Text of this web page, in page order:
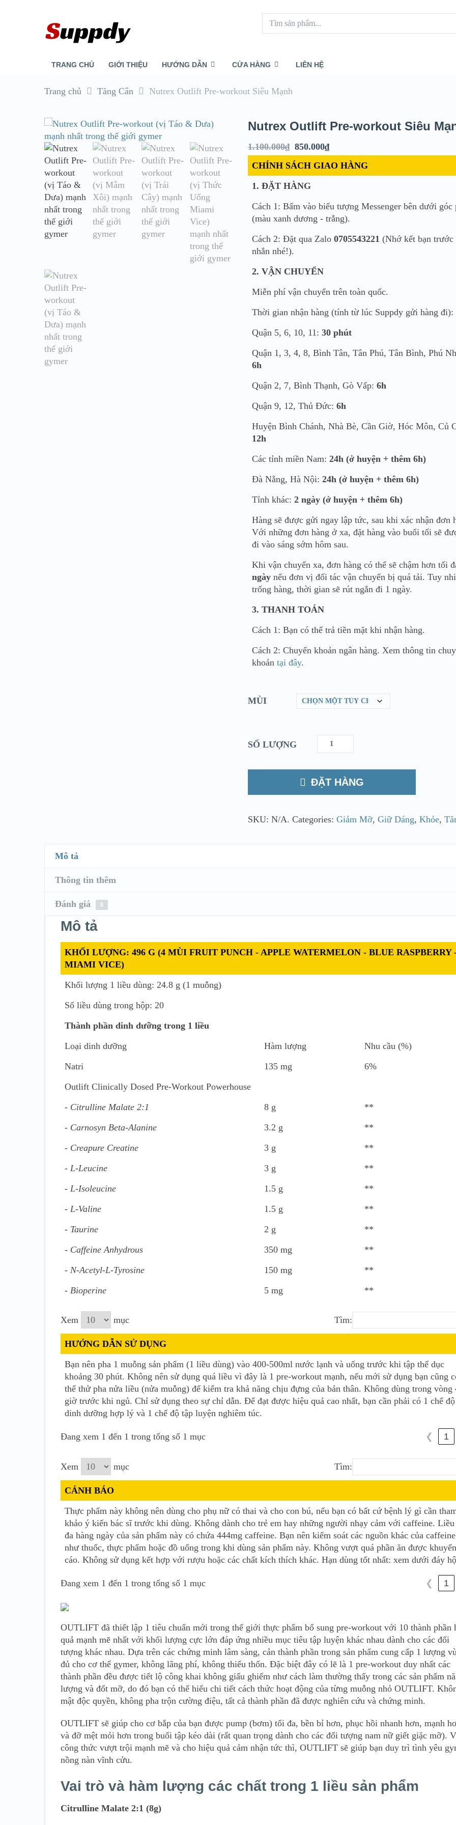
TRANG CHỦ GIỚI THIỆU HƯỚNG DẪN CỬA HÀNG LIÊN HỆ
Trang chủ Tăng Cân Nutrex Outlift Pre-workout Siêu Mạnh
Nutrex Outlift Pre-workout Siêu
1.100.000₫ 850.000₫
CHÍNH SÁCH GIAO HÀNG
1. ĐẶT HÀNG
Cách 1: Bấm vào biểu tượng Messenger bên dưới góc
(màu xanh dương - trắng).
Cách 2: Đặt qua Zalo 0705543221 (Nhớ kết bạn trước
nhắn nhé!).
2. VẬN CHUYỂN
Miễn phí vận chuyển trên toàn quốc.
Thời gian nhận hàng (tính từ lúc Suppdy gửi hàng đi):
Quận 5, 6, 10, 11: 30 phút
Quận 1, 3, 4, 8, Bình Tân, Tân Phú, Tân Bình, Phú
6h
Quận 2, 7, Bình Thạnh, Gò Vấp: 6h
Quận 9, 12, Thủ Đức: 6h
Huyện Bình Chánh, Nhà Bè, Cần Giờ, Hóc Môn, Củ
12h
Các tỉnh miền Nam: 24h (ở huyện + thêm 6h)
Đà Nẵng, Hà Nội: 24h (ở huyện + thêm 6h)
Tỉnh khác: 2 ngày (ở huyện + thêm 6h)
Hàng sẽ được gửi ngay lập tức, sau khi xác nhận đơn
Với những đơn hàng ở xa, đặt hàng vào buổi tối sẽ
đi vào sáng sớm hôm sau.
Khi vận chuyển xa, đơn hàng có thể sẽ chậm hơn tối
ngàynếu đơn vị đối tác vận chuyển bị quá tải. Tuy
trống hàng, thời gian sẽ rút ngắn đi 1 ngày.
3. THANH TOÁN
Cách 1: Bạn có thể trả tiền mặt khi nhận hàng.
Cách 2: Chuyển khoản ngân hàng. Xem thông tin
khoản tại đây.
MÙI
SỐ LƯỢNG
ĐẶT HÀNG
SKU: N/A. Categories: Giảm Mỡ, Giữ Dáng, Khỏe,
Mô tả
Thông tin thêm
Đánh giá 0
Mô tả
KHỐI LƯỢNG: 496 G (4 MÙI FRUIT PUNCH - APPLE WATERMELON - BLUE RASPBERRY
MIAMI VICE)
Khối lượng 1 liều dùng: 24.8 g (1 muỗng)
Số liều dùng trong hộp: 20
Thành phần dinh dưỡng trong 1 liều
Loại dinh dưỡng
Hàm lượng
Nhu cầu (%)
Natri
135 mg
6%
Outlift Clinically Dosed Pre-Workout Powerhouse
- Citrulline Malate 2:1
8 g
**
- Carnosyn Beta-Alanine
3.2 g
**
- Creapure Creatine
3 g
**
- L-Leucine
3 g
**
- L-Isoleucine
1.5 g
**
- L-Valine
1.5 g
**
- Taurine
2 g
**
- Caffeine Anhydrous
350 mg
**
- N-Acetyl-L-Tyrosine
150 mg
**
- Bioperine
5 mg **
Xem mục Tìm:
HƯỚNG DẪN SỬ DỤNG
Bạn nên pha 1 muỗng sản phẩm (1 liều dùng) vào 400-500ml nước lạnh và uống trước khi tập thể dục
khoảng 30 phút. Không nên sử dụng quá liều vì đây là 1 pre-workout mạnh, nếu mới sử dụng bạn cũng
thể thử pha nửa liều (nửa muỗng) để kiểm tra khả năng chịu đựng của bản thân. Không dùng trong vòng
giờ trước khi ngủ. Chỉ sử dụng theo sự chỉ dẫn. Để đạt được hiệu quả cao nhất, bạn cần phải có 1 chế độ
dinh dưỡng hợp lý và 1 chế độ tập luyện nghiêm túc.
Đang xem 1 đến 1 trong tổng số 1 mục ❮ 1
Xem mục Tìm:
CẢNH BÁO
Thực phẩm này không nên dùng cho phụ nữ có thai và cho con bú, nếu bạn có bất cứ bệnh lý gì cần
khảo ý kiến bác sĩ trước khi dùng. Không dành cho trẻ em hay những người nhạy cảm với caffeine.
đa hàng ngày của sản phẩm này có chứa 444mg caffeine. Bạn nên kiểm soát các nguồn khác của caffeine
như thuốc, thực phẩm hoặc đồ uống trong khi dùng sản phẩm này. Không vượt quá phần ăn được
cáo. Không sử dụng kết hợp với rượu hoặc các chất kích thích khác. Hạn dùng tốt nhất: xem dưới đáy
Đang xem 1 đến 1 trong tổng số 1 mục ❮ 1
OUTLIFT đã thiết lập 1 tiêu chuẩn mới trong thế giới thực phẩm bổ sung pre-workout với 10 thành phần
quả mạnh mẽ nhất với khối lượng cực lớn đáp ứng nhiều mục tiêu tập luyện khác nhau dành cho các đối
tượng khác nhau. Dựa trên các chứng minh lâm sàng, cản thành phần trong sản phẩm cung cấp 1 lượng
đủ cho cơ thể gymer, không lãng phí, không thiếu thốn. Đặc biệt đây có lẽ là 1 pre-workout duy nhất các
thành phần đều được tiết lộ công khai không giấu ghiếm như cách làm thường thấy trong các sản phẩm
lượng và đốt mỡ, do đó bạn có thể hiểu chi tiết cách thức hoạt động của từng muỗng nhỏ OUTLIFT.
mật độc quyền, không pha trộn cường điệu, tất cả thành phần đã được nghiên cứu và chứng minh.
OUTLIFT sẽ giúp cho cơ bắp của bạn được pump (bơm) tối đa, bền bỉ hơn, phục hồi nhanh hơn, mạnh
và đỡ mệt mỏi hơn trong buổi tập kéo dài (rất quan trọng dành cho các đối tượng nam nữ giết giặc mỡ).
công thức vượt trội mạnh mẽ và cho hiệu quả cảm nhận tức thì, OUTLIFT sẽ giúp bạn duy trì tình yêu
nồng nàn vĩnh cửu.
Vai trò và hàm lượng các chất trong 1 liều sản phẩm
Citrulline Malate 2:1 (8g)